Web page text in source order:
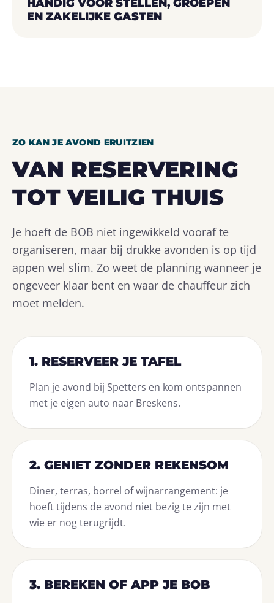
HANDIG VOOR STELLEN, GROEPEN
EN ZAKELIJKE GASTEN
ZO KAN JE AVOND ERUITZIEN
VAN RESERVERING
TOT VEILIG THUIS
Je hoeft de BOB niet ingewikkeld vooraf te
organiseren, maar bij drukke avonden is op tijd
appen wel slim. Zo weet de planning wanneer je
ongeveer klaar bent en waar de chauffeur zich
moet melden.
1. RESERVEER JE TAFEL
Plan je avond bij Spetters en kom ontspannen
met je eigen auto naar Breskens.
2. GENIET ZONDER REKENSOM
Diner, terras, borrel of wijnarrangement: je
hoeft tijdens de avond niet bezig te zijn met
wie er nog terugrijdt.
3. BEREKEN OF APP JE BOB